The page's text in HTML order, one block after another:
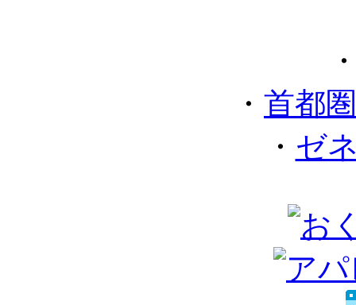
・ 首都
・ ゼ